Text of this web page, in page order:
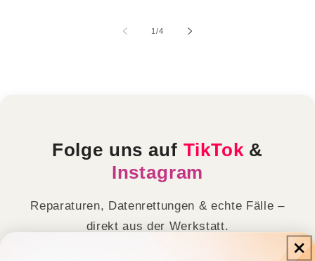
1/von
4
Folge uns auf TikTok &
Instagram
Reparaturen, Datenrettungen & echte Fälle –
direkt aus der Werkstatt.